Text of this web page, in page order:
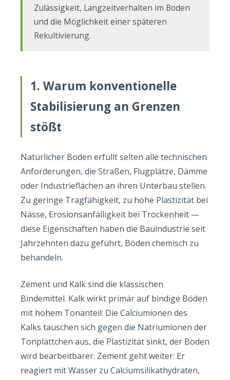
Zulässigkeit, Langzeitverhalten im Boden
und die Möglichkeit einer späteren
Rekultivierung.
1. Warum konventionelle
Stabilisierung an Grenzen
stößt
Natürlicher Boden erfüllt selten alle technischen
Anforderungen, die Straßen, Flugplätze, Dämme
oder Industrieflächen an ihren Unterbau stellen.
Zu geringe Tragfähigkeit, zu hohe Plastizität bei
Nässe, Erosionsanfälligkeit bei Trockenheit —
diese Eigenschaften haben die Bauindustrie seit
Jahrzehnten dazu geführt, Böden chemisch zu
behandeln.
Zement und Kalk sind die klassischen
Bindemittel. Kalk wirkt primär auf bindige Böden
mit hohem Tonanteil: Die Calciumionen des
Kalks tauschen sich gegen die Natriumionen der
Tonplättchen aus, die Plastizität sinkt, der Boden
wird bearbeitbarer. Zement geht weiter: Er
reagiert mit Wasser zu Calciumsilikathydraten,